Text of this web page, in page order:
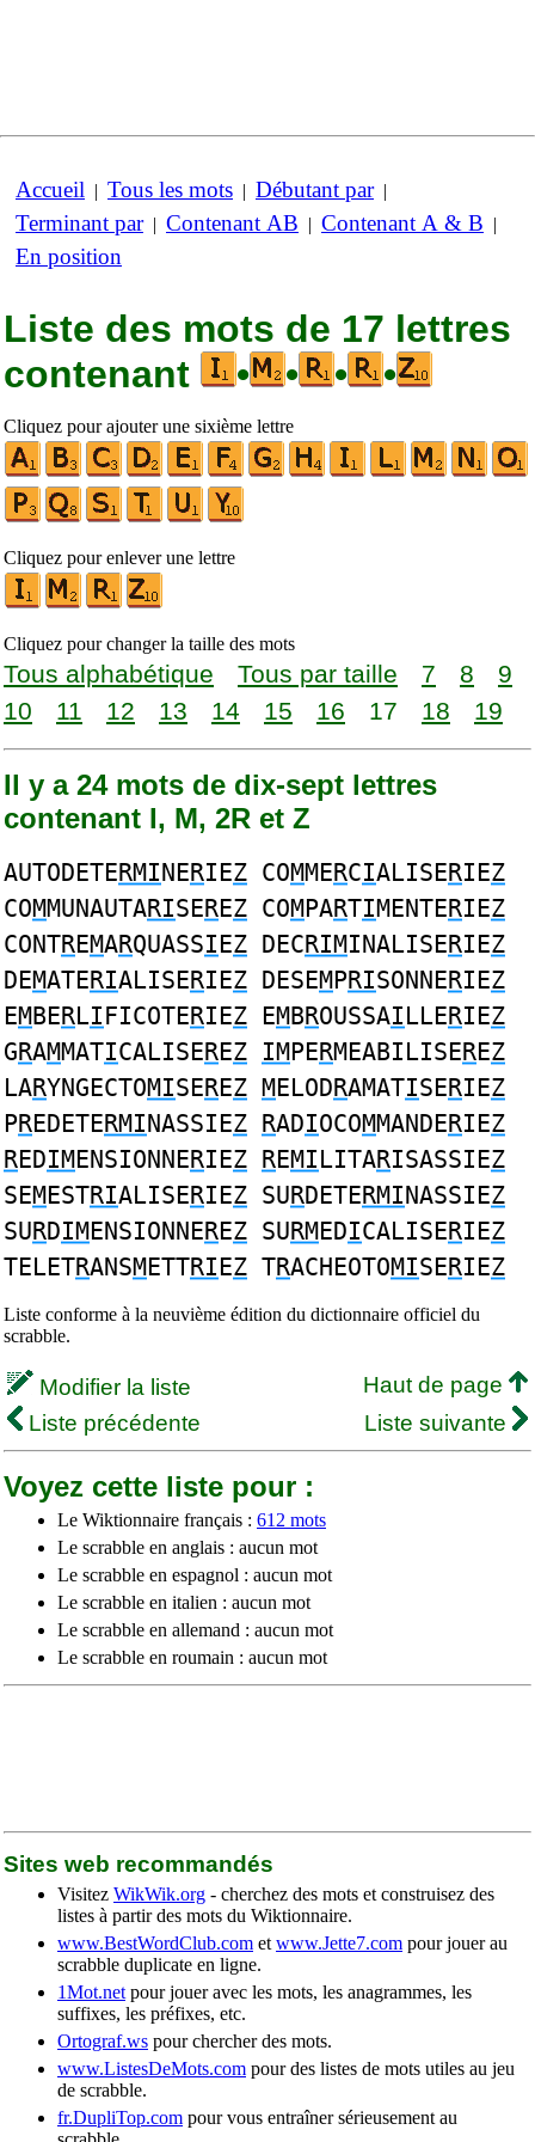
Accueil | Tous les mots | Débutant par|
Terminant par| Contenant AB | Contenant A & B |
En position
Liste des mots de 17 lettres
contenant
• • • •
Cliquez pour ajouter une sixième lettre
Cliquez pour enlever une lettre
Cliquez pour changer la taille des mots
Tous alphabétique Tous par taille 7 8
9
10
11 12 13 14 15 16 17 18 19
Il y a 24 mots de dix-sept lettres
contenant I, M, 2R et Z
AUTODETERMINERIEZ COMMERCIALISERIEZ
COMMUNAUTARISEREZ COMPARTIMENTERIEZ
CONTREMARQUASSIEZ DECRIMINALISERIEZ
DEMATERIALISERIEZ DESEMPRISONNERIEZ
EMBERLIFICOTERIEZ EMBROUSSAILLERIEZ
GRAMMATICALISEREZ IMPERMEABILISEREZ
LARYNGECTOMISEREZ MELODRAMATISERIEZ
PREDETERMINASSIEZ RADIOCOMMANDERIEZ
REDIMENSIONNERIEZ REMILITARISASSIEZ
SEMESTRIALISERIEZ SURDETERMINASSIEZ
SURDIMENSIONNEREZ SURMEDICALISERIEZ
TELETRANSMETTRIEZ TRACHEOTOMISERIEZ
Liste conforme à la neuvième édition du dictionnaire officiel du
scrabble.
Modifier la liste
Haut de page
Liste précédente
Liste suivante
Voyez cette liste pour :
Le Wiktionnaire français : 612 mots
Le scrabble en anglais : aucun mot
Le scrabble en espagnol : aucun mot
Le scrabble en italien : aucun mot
Le scrabble en allemand : aucun mot
Le scrabble en roumain : aucun mot
Sites web recommandés
Visitez WikWik.org - cherchez des mots et construisez des
listes à partir des mots du Wiktionnaire.
www.BestWordClub.com et www.Jette7.com pour jouer au
scrabble duplicate en ligne.
1Mot.net pour jouer avec les mots, les anagrammes, les
suffixes, les préfixes, etc.
Ortograf.ws pour chercher des mots.
www.ListesDeMots.com pour des listes de mots utiles au jeu
de scrabble.
fr.DupliTop.com pour vous entraîner sérieusement au